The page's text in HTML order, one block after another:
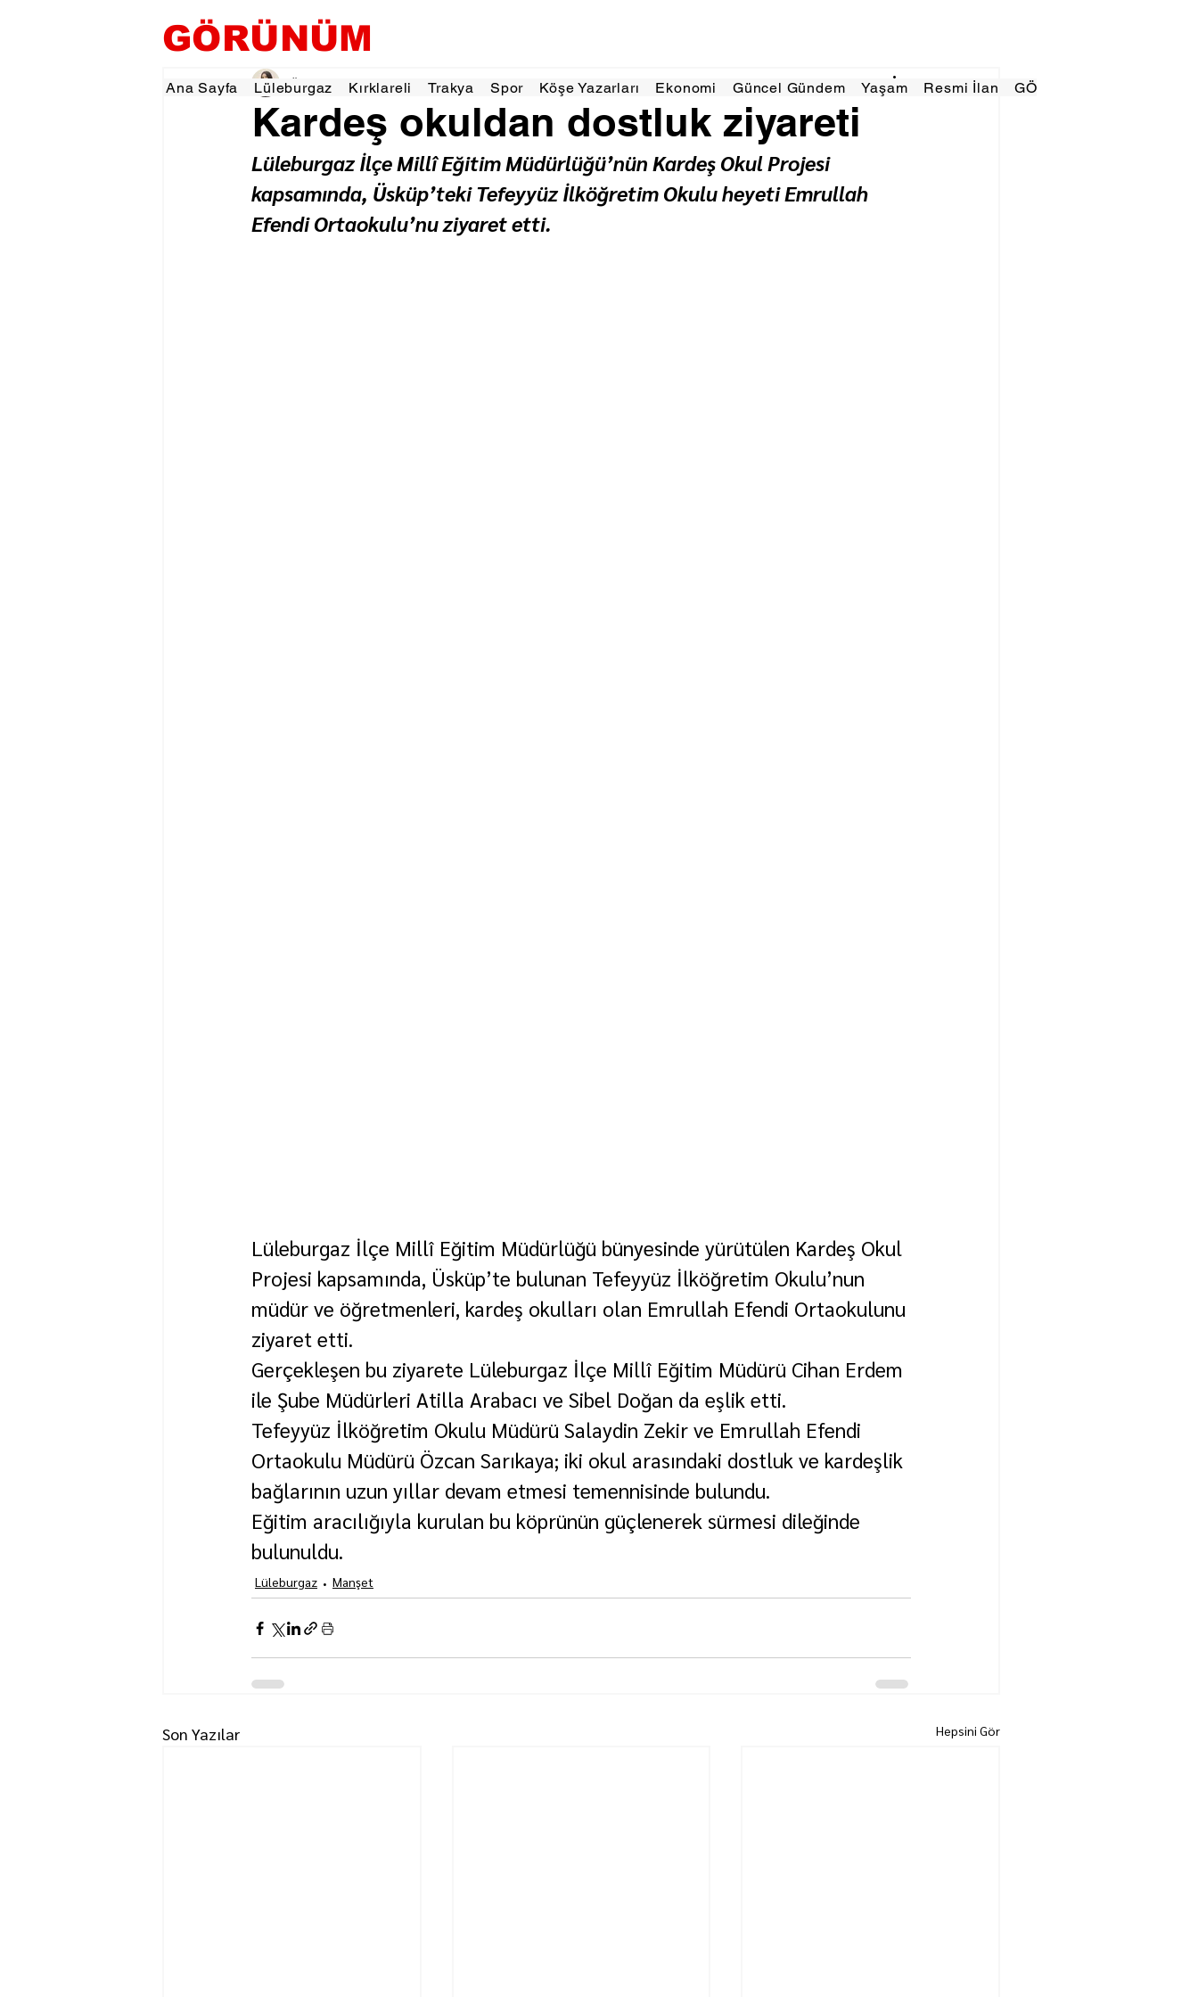
GÖRÜNÜM
Ana Sayfa Lüleburgaz Kırklareli Trakya Spor Köşe Yazarları Ekonomi Güncel Gündem Yaşam Resmi İlan GÖRÜNÜMTV
Kardeş okuldan dostluk ziyareti
Özlem KARAKOYUN 18 Haz1 dakikada okunur
Lüleburgaz İlçe Millî Eğitim Müdürlüğü’nün Kardeş Okul Projesi
kapsamında, Üsküp’teki Tefeyyüz İlköğretim Okulu heyeti Emrullah
Efendi Ortaokulu’nu ziyaret etti.
Lüleburgaz İlçe Millî Eğitim Müdürlüğü bünyesinde yürütülen Kardeş Okul
Projesi kapsamında, Üsküp’te bulunan Tefeyyüz İlköğretim Okulu’nun
müdür ve öğretmenleri, kardeş okulları olan Emrullah Efendi Ortaokulunu
ziyaret etti.
Gerçekleşen bu ziyarete Lüleburgaz İlçe Millî Eğitim Müdürü Cihan Erdem
ile Şube Müdürleri Atilla Arabacı ve Sibel Doğan da eşlik etti.
Tefeyyüz İlköğretim Okulu Müdürü Salaydin Zekir ve Emrullah Efendi
Ortaokulu Müdürü Özcan Sarıkaya; iki okul arasındaki dostluk ve kardeşlik
bağlarının uzun yıllar devam etmesi temennisinde bulundu.
Eğitim aracılığıyla kurulan bu köprünün güçlenerek sürmesi dileğinde
bulunuldu.
Lüleburgaz Manşet
Son Yazılar Hepsini Gör